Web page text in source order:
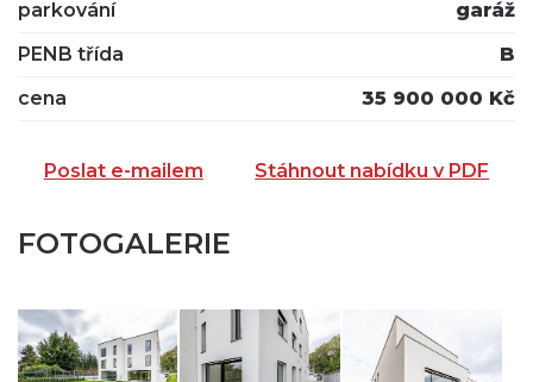
parkování
garáž
PENB třída
B
cena
35 900 000 Kč
Poslat e-mailem Stáhnout nabídku v PDF
FOTOGALERIE